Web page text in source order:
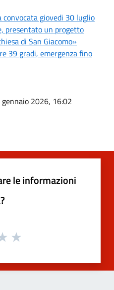
convocata giovedi 30 luglio
presentato un progetto
di San Giacomo»
39 gradi, emergenza fino
gennaio 2026, 16:02
le informazioni